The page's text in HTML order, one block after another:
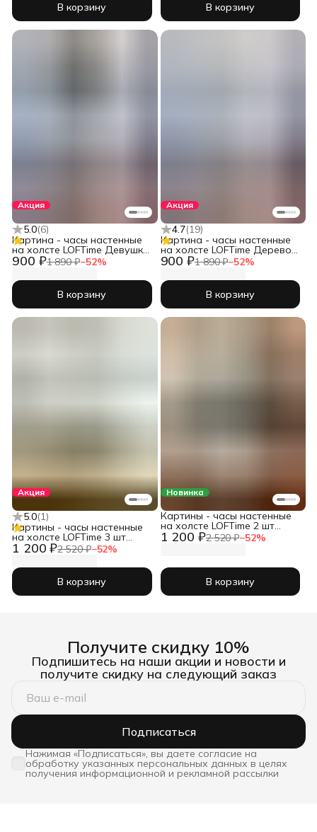
В корзину В корзину
Акция
5.0(6)
900 ₽1 890 ₽−52%
Картина - часы настенные
на холсте LOFTime Девушка
черн зол Ч-656-3555
В корзину
Акция
4.7(19)
900 ₽1 890 ₽−52%
Картина - часы настенные
на холсте LOFTime Дерево
3D Ч-653-3555
В корзину
Акция
5.0(1)
1 200 ₽2 520 ₽−52%
Картины - часы настенные
на холсте LOFTime 3 шт
30Х30 ТРАВЫ ПРОВАНС
Ч-634-3030
В корзину
Новинка
1 200 ₽2 520 ₽−52%
Картины - часы настенные
на холсте LOFTime 2 шт
Абстракция 3D чер зол
Ч-837-3040
В корзину
Получите скидку 10%
Подпишитесь на наши акции и новости и
получите скидку на следующий заказ
Подписаться
Нажимая «Подписаться», вы даете согласие на
обработку указанных персональных данных в целях
получения информационной и рекламной рассылки